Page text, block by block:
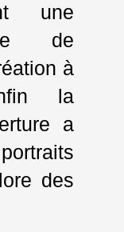
une
de
à
la
a
des